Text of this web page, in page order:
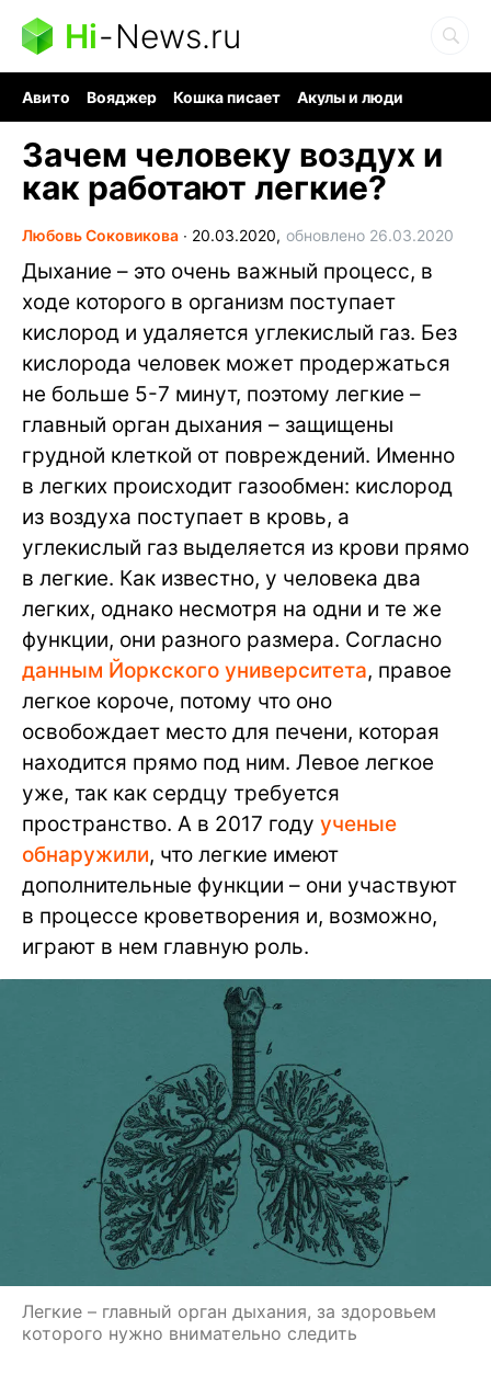
Hi-News.ru
Авито Вояджер Кошка писает
Акулы и люди
Зачем человеку воздух и
как работают легкие?
Любовь Соковикова ∙ 20.03.2020, обновлено 26.03.2020
Дыхание – это очень важный процесс, в
ходе которого в организм поступает
кислород и удаляется углекислый газ. Без
кислорода человек может продержаться
не больше 5-7 минут, поэтому легкие –
главный орган дыхания – защищены
грудной клеткой от повреждений. Именно
в легких происходит газообмен: кислород
из воздуха поступает в кровь, а
углекислый газ выделяется из крови прямо
в легкие. Как известно, у человека два
легких, однако несмотря на одни и те же
функции, они разного размера. Согласно
данным Йоркского университета, правое
легкое короче, потому что оно
освобождает место для печени, которая
находится прямо под ним. Левое легкое
уже, так как сердцу требуется
пространство. А в 2017 году ученые
обнаружили, что легкие имеют
дополнительные функции – они участвуют
в процессе кроветворения и, возможно,
играют в нем главную роль.
Легкие – главный орган дыхания, за здоровьем
которого нужно внимательно следить